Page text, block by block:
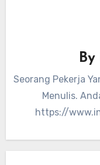
By
Seorang Pekerja
Menulis.
https://